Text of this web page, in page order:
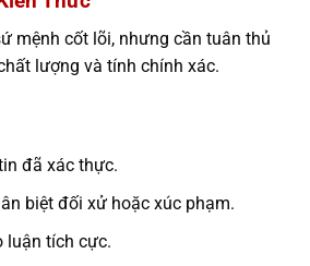
mệnh cốt lõi, nhưng cần tuân thủ
lượng và tính chính xác.
đã xác thực.
biệt đối xử hoặc xúc phạm.
luận tích cực.